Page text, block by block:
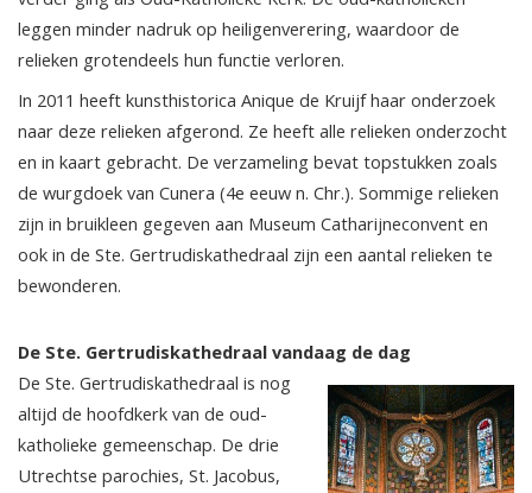
leggen minder nadruk op heiligenverering, waardoor de
relieken grotendeels hun functie verloren.
In 2011 heeft kunsthistorica Anique de Kruijf haar onderzoek
naar deze relieken afgerond. Ze heeft alle relieken onderzocht
en in kaart gebracht. De verzameling bevat topstukken zoals
de wurgdoek van Cunera (4e eeuw n. Chr.). Sommige relieken
zijn in bruikleen gegeven aan Museum Catharijneconvent en
ook in de Ste. Gertrudiskathedraal zijn een aantal relieken te
bewonderen.
De Ste. Gertrudiskathedraal vandaag de dag
De Ste. Gertrudiskathedraal is nog
altijd de hoofdkerk van de oud-
katholieke gemeenschap. De drie
Utrechtse parochies, St. Jacobus,